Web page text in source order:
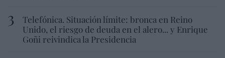
Telefónica. Situación límite: bronca en Reino
Unido, el riesgo de deuda en el alero... y Enrique
Goñi reivindica la Presidencia